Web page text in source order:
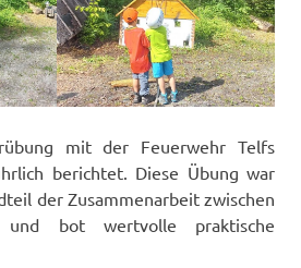
mit der Feuerwehr Telfs
berichtet. Diese Übung war
der Zusammenarbeit zwischen
und bot wertvolle praktische